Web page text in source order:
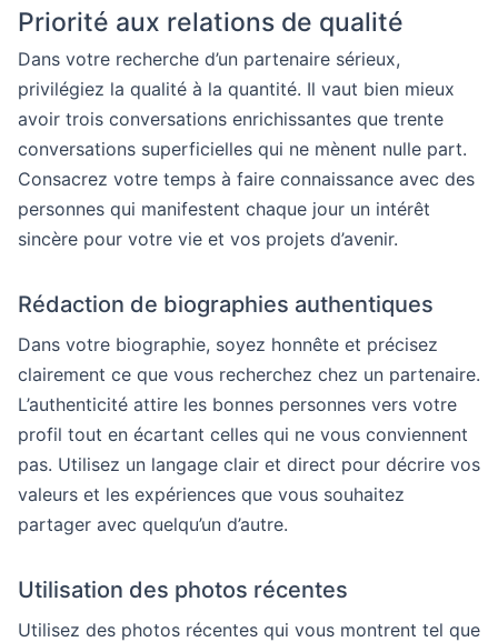
Priorité aux relations de qualité
Dans votre recherche d’un partenaire sérieux,
privilégiez la qualité à la quantité. Il vaut bien mieux
avoir trois conversations enrichissantes que trente
conversations superficielles qui ne mènent nulle part.
Consacrez votre temps à faire connaissance avec des
personnes qui manifestent chaque jour un intérêt
sincère pour votre vie et vos projets d’avenir.
Rédaction de biographies authentiques
Dans votre biographie, soyez honnête et précisez
clairement ce que vous recherchez chez un partenaire.
L’authenticité attire les bonnes personnes vers votre
profil tout en écartant celles qui ne vous conviennent
pas. Utilisez un langage clair et direct pour décrire vos
valeurs et les expériences que vous souhaitez
partager avec quelqu’un d’autre.
Utilisation des photos récentes
Utilisez des photos récentes qui vous montrent tel que